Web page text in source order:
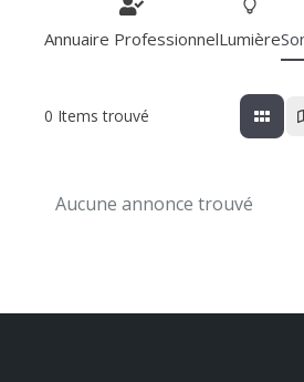
Annuaire ProfessionnelLumière
0 Items trouvé
Aucune annonce trouvé